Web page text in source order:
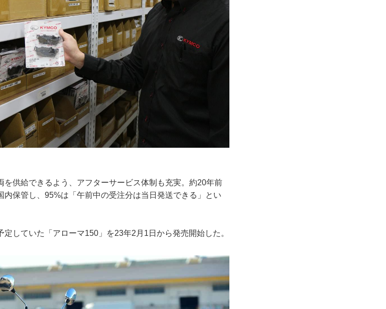
供給できるよう、アフターサービス体制も充実。約20年前
保管し、95%は「午前中の受注分は当日発送できる」とい
していた「アローマ150」を23年2月1日から発売開始した。